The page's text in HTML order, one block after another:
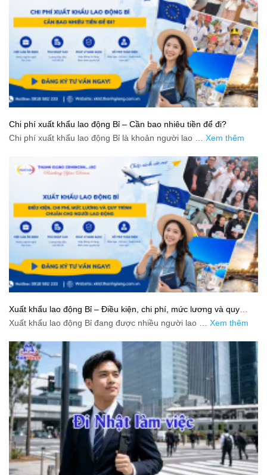
Chi phí xuất khẩu lao động Bỉ – Cần bao nhiêu tiền để đi?
Chi phí xuất khẩu lao động Bỉ là khoản người lao … Xem thêm
Xuất khẩu lao động Bỉ – Điều kiện, chi phí, mức lương và quy
trình chuẩn cho người lao động
Xuất khẩu lao động Bỉ đang được nhiều người lao … Xem thêm